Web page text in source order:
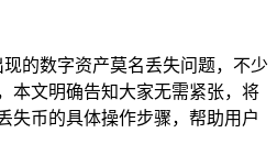
现的数字资产莫名丢失问题，不少
本文明确告知大家无需紧张，将
失币的具体操作步骤，帮助用户